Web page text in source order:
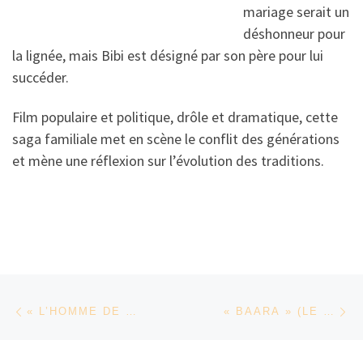
mariage serait un
déshonneur pour
la lignée, mais Bibi est désigné par son père pour lui
succéder.
Film populaire et politique, drôle et dramatique, cette
saga familiale met en scène le conflit des générations
et mène une réflexion sur l’évolution des traditions.
Parcourir les articles